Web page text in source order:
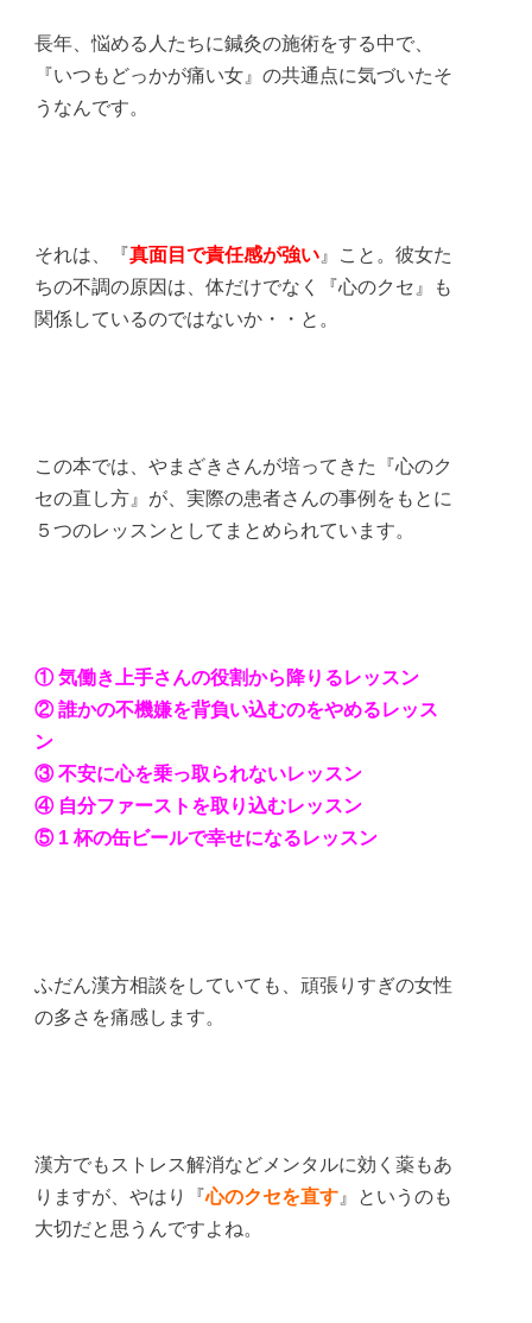
長年、悩める人たちに鍼灸の施術をする中で、
『いつもどっかが痛い女』の共通点に気づいたそ
うなんです。
それは、『真面目で責任感が強い』こと。彼女た
ちの不調の原因は、体だけでなく『心のクセ』も
関係しているのではないか・・と。
この本では、やまざきさんが培ってきた『心のク
セの直し方』が、実際の患者さんの事例をもとに
５つのレッスンとしてまとめられています。
① 気働き上手さんの役割から降りるレッスン
② 誰かの不機嫌を背負い込むのをやめるレッス
ン
③ 不安に心を乗っ取られないレッスン
④ 自分ファーストを取り込むレッスン
⑤ 1 杯の缶ビールで幸せになるレッスン
ふだん漢方相談をしていても、頑張りすぎの女性
の多さを痛感します。
漢方でもストレス解消などメンタルに効く薬もあ
りますが、やはり『心のクセを直す』というのも
大切だと思うんですよね。